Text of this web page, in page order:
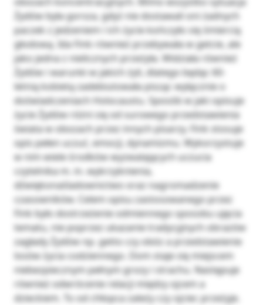
Żydów była gorsza, gdyż nie dostawali oni żadnych
paczek z jedzeniem i ich życie kończyło się śmiercią
głodową. Ida Fink również przebywała w getcie, ale
jako jedna z nielicznych przeżyła. Widziała również
Żydów i warunki w jakich żyli, dlatego będąc 60-
letnią kobietą zadebiutowała pisząc wyłącznie o
doświadczeniach Holocaustu. Sposób w jaki opisuje
życie Żydów różni się od surowego przedstawienia
świata w obozach przez innych pisarzy. Fink stosuje
opis pełen uczuć, emocji, dynamizmu. Wykorzystuje
w nim wiele środków wyzwalających uczucia
czytelnika m. in. wykrzyknienia,
dźwiękonaśladownictwo oraz nagromadzenie
czasowników. Celem opisu zastosowanego przez
Fink było dostrzeżenie odmiennego sposobu ujęcia
tematu, nie poprzez ukazanie tradycyjnych obrazów
zagłady Żydów np. getto czy obóz a przedstawienie
losów życia codziennego. Dom staje się miejscem
niebezpiecznym pełnym grozy i strachu. Następuje
również odwrócenie relacji między ojcem a
dzieckiem. To od chłopca zależy czy ojciec przeżyje.